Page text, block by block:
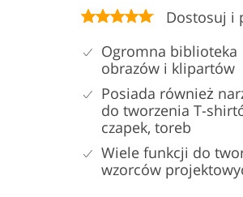
Dostosuj i
Ogromna biblioteka
obrazów i klipartów
Posiada również
do tworzenia T-
czapek, toreb
Wiele funkcji do
wzorców